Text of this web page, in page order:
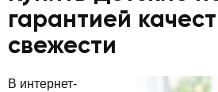
гарантией
свежести
В интернет-